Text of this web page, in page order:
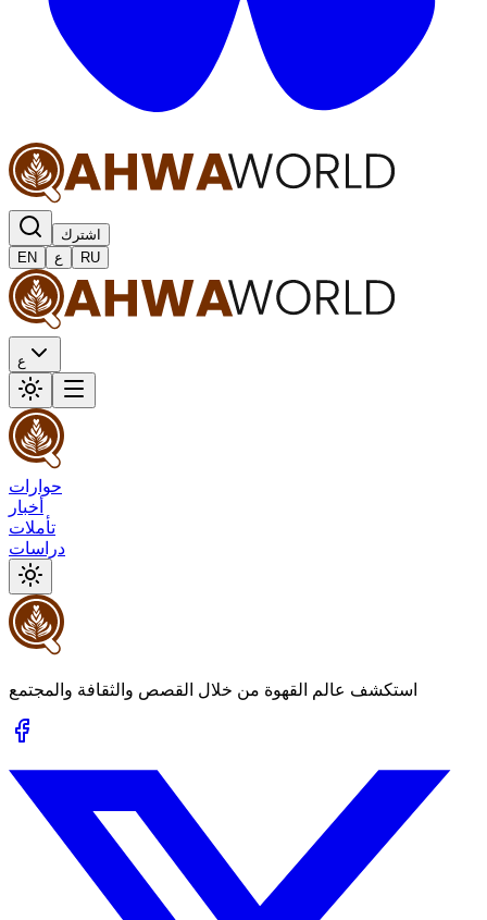
اشترك
EN
ع RU
ع
حوارات
أخبار
تأملات
دراسات
استكشف عالم القهوة من خلال القصص والثقافة والمجتمع